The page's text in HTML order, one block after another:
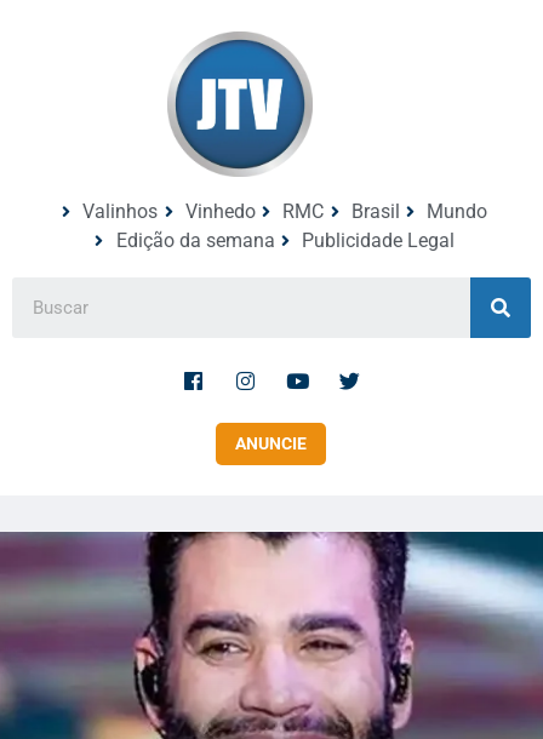
Valinhos Vinhedo RMC Brasil
Mundo
Edição da semana
Publicidade Legal
ANUNCIE